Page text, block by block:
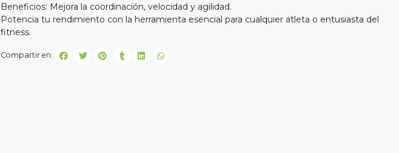
Beneficios: Mejora la coordinación, velocidad y agilidad.
Potencia tu rendimiento con la herramienta esencial para cualquier atleta o entusiasta del
fitness.
Compartir en: